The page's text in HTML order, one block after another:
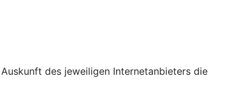
des jeweiligen Internetanbieters die